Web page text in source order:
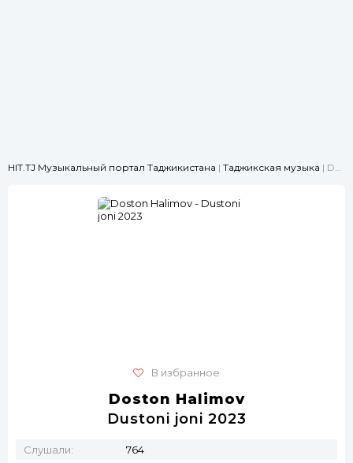
HIT.TJ Музыкальный портал Таджикистана | Таджикская музыка | Doston Halimov - Dustoni joni 2023
В избранное
Doston Halimov
Dustoni joni 2023
Слушали:
764